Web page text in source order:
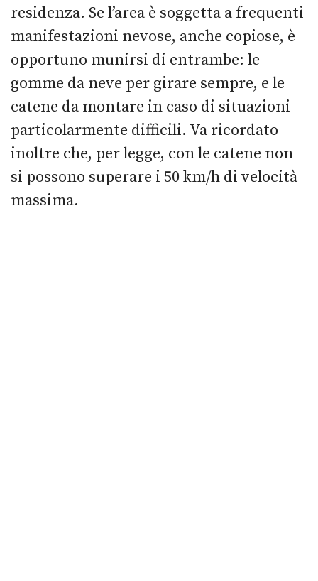
residenza. Se l’area è soggetta a frequenti
manifestazioni nevose, anche copiose, è
opportuno munirsi di entrambe: le
gomme da neve per girare sempre, e le
catene da montare in caso di situazioni
particolarmente difficili. Va ricordato
inoltre che, per legge, con le catene non
si possono superare i 50 km/h di velocità
massima.